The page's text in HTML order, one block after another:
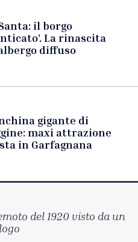
il borgo
La rinascita
diffuso
gigante di
maxi attrazione
in Garfagnana
del 1920 visto da un